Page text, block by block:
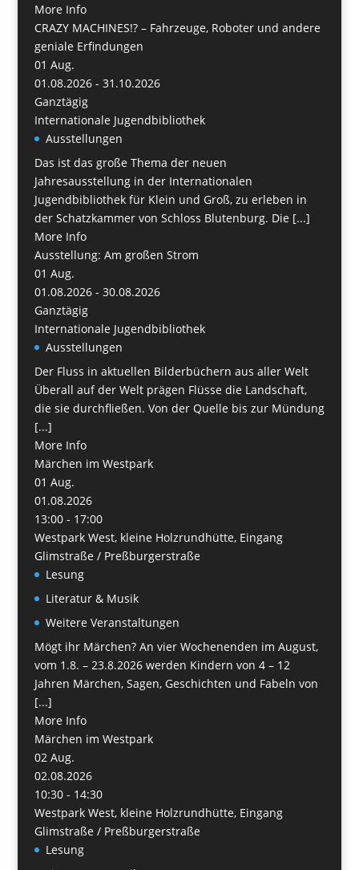
More Info
CRAZY MACHINES!? – Fahrzeuge, Roboter und andere
geniale Erfindungen
01 Aug.
01.08.2026 - 31.10.2026
Ganztägig
Internationale Jugendbibliothek
Ausstellungen
Das ist das große Thema der neuen
Jahresausstellung in der Internationalen
Jugendbibliothek für Klein und Groß, zu erleben in
der Schatzkammer von Schloss Blutenburg. Die [...]
More Info
Ausstellung: Am großen Strom
01 Aug.
01.08.2026 - 30.08.2026
Ganztägig
Internationale Jugendbibliothek
Ausstellungen
Der Fluss in aktuellen Bilderbüchern aus aller Welt
Überall auf der Welt prägen Flüsse die Landschaft,
die sie durchfließen. Von der Quelle bis zur Mündung
[...]
More Info
Märchen im Westpark
01 Aug.
01.08.2026
13:00 - 17:00
Westpark West, kleine Holzrundhütte, Eingang
Glimstraße / Preßburgerstraße
Lesung
Literatur & Musik
Weitere Veranstaltungen
Mögt ihr Märchen? An vier Wochenenden im August,
vom 1.8. – 23.8.2026 werden Kindern von 4 – 12
Jahren Märchen, Sagen, Geschichten und Fabeln von
[...]
More Info
Märchen im Westpark
02 Aug.
02.08.2026
10:30 - 14:30
Westpark West, kleine Holzrundhütte, Eingang
Glimstraße / Preßburgerstraße
Lesung